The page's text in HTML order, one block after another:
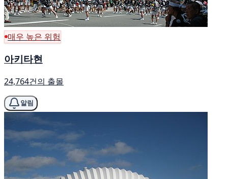
매우 높은 위험
아키타현
24,764건의 출몰
알림